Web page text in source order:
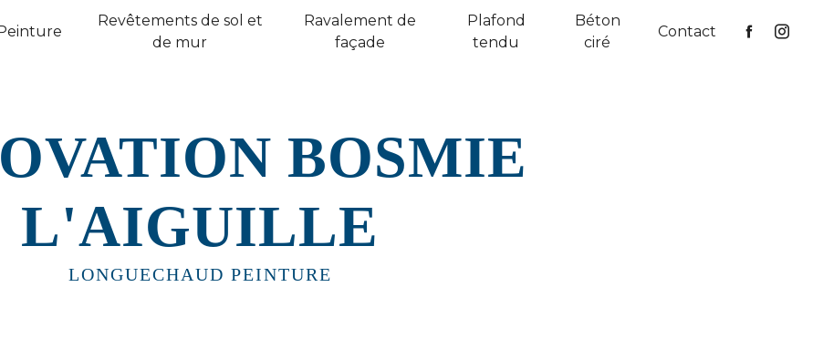
Revêtements de sol et
de mur
Ravalement de
façade
Plafond
tendu
Béton
ciré
Contact
BOSMIE
L'AIGUILLE
LONGUECHAUD PEINTURE